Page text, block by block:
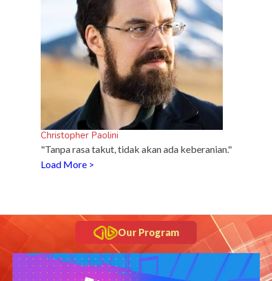
Christopher Paolini
"Tanpa rasa takut, tidak akan ada keberanian."
Load More >
Our Program